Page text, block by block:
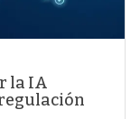
la IA